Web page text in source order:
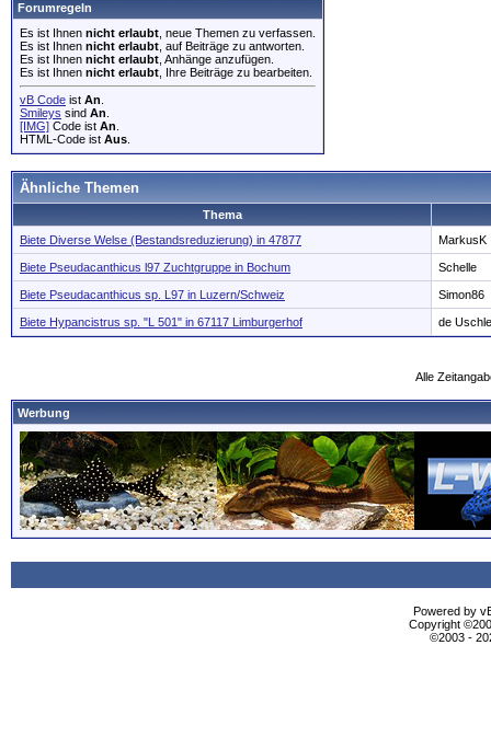
Forumregeln
Es ist Ihnen nicht erlaubt , neue Themen zu verfassen.
Es ist Ihnen nicht erlaubt , auf Beiträge zu antworten.
Es ist Ihnen nicht erlaubt , Anhänge anzufügen.
Es ist Ihnen nicht erlaubt , Ihre Beiträge zu bearbeiten.
vB Code ist An
Smileys sind An
[IMG] Code ist An
HTML-Code ist Aus
Ähnliche Themen
Thema
Biete Diverse Welse (Bestandsreduzierung) in 47877
MarkusK
Biete Pseudacanthicus l97 Zuchtgruppe in Bochum Schelle
Biete Pseudacanthicus sp. L97 in Luzern/Schweiz Simon86
Biete Hypancistrus sp. "L 501" in 67117 Limburgerhof de Uschle
Alle
Werbung
Powered by
Copyright
©2003 -